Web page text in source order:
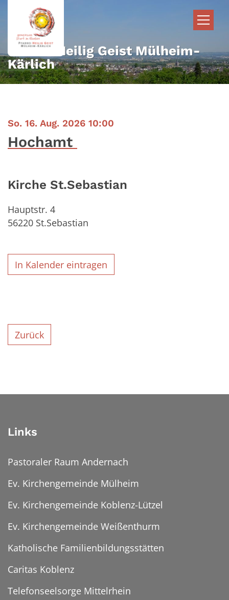
Zum Inhalt springen
Pfarrei Heilig Geist Mülheim-
Kärlich
So. 16. Aug. 2026 10:00
Hochamt
Kirche St.Sebastian
Hauptstr. 4
56220 St.Sebastian
In Kalender eintragen
Zurück
Links
Pastoraler Raum Andernach
Ev. Kirchengemeinde Mülheim
Ev. Kirchengemeinde Koblenz-Lützel
Ev. Kirchengemeinde Weißenthurm
Katholische Familienbildungsstätten
Caritas Koblenz
Telefonseelsorge Mittelrhein